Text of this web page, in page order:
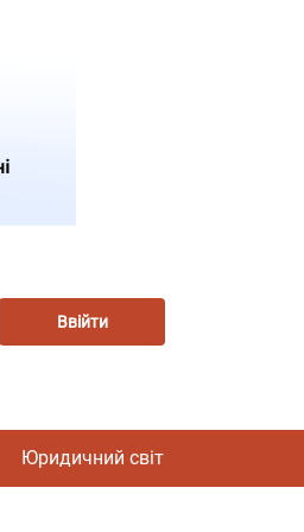
Ввійти
Юридичний світ